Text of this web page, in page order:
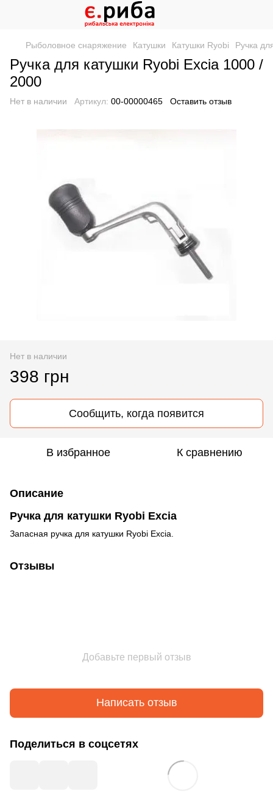
Рыболовное снаряжение Катушки Катушки Ryobi Ручка
Ручка для катушки Ryobi Excia 1000 /
2000
Нет в наличии Артикул: 00-00000465 Оставить отзыв
Нет в наличии
398 грн
Сообщить, когда появится
В избранное К сравнению
Описание
Ручка для катушки Ryobi Excia
Запасная ручка для катушки Ryobi Excia.
Отзывы
Добавьте первый отзыв
Написать отзыв
Поделиться в соцсетях